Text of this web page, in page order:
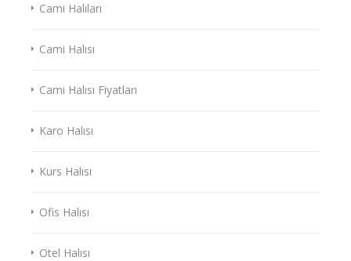
Cami Halıları
Cami Halısı
Cami Halısı Fiyatları
Karo Halısı
Kurs Halısı
Ofis Halısı
Otel Halısı